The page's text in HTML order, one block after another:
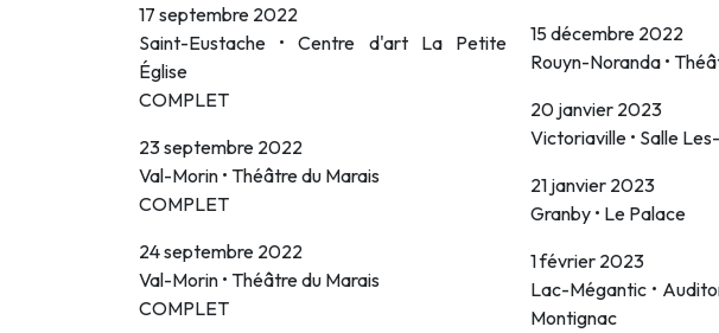
17 septembre 2022
Saint-Eustache • Centre d'art La Petite
Église
COMPLET
23 septembre 2022
Val-Morin • Théâtre du Marais
COMPLET
24 septembre 2022
Val-Morin • Théâtre du Marais
COMPLET
15 décembre 2022
Rouyn-Noranda •
20 janvier 2023
Victoriaville • Salle
21 janvier 2023
Granby • Le Palace
1 février 2023
Lac-Mégantic •
Montignac